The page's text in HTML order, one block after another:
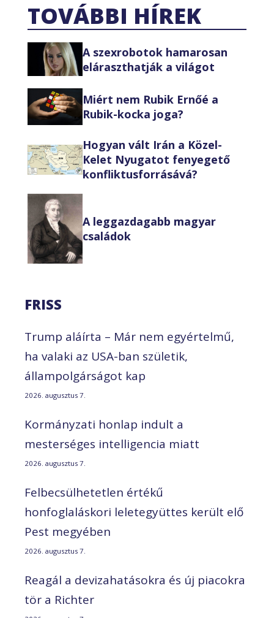
TOVÁBBI HÍREK
A szexrobotok hamarosan
eláraszthatják a világot
Miért nem Rubik Ernőé a
Rubik-kocka joga?
Hogyan vált Irán a Közel-
Kelet Nyugatot fenyegető
konfliktusforrásává?
A leggazdagabb magyar
családok
FRISS
Trump aláírta – Már nem egyértelmű,
ha valaki az USA-ban születik,
állampolgárságot kap
2026. augusztus 7.
Kormányzati honlap indult a
mesterséges intelligencia miatt
2026. augusztus 7.
Felbecsülhetetlen értékű
honfoglaláskori leletegyüttes került elő
Pest megyében
2026. augusztus 7.
Reagál a devizahatásokra és új piacokra
tör a Richter